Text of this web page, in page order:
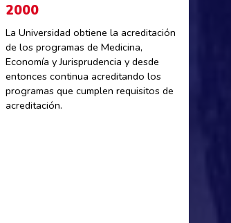
2000
La Universidad obtiene la acreditación
de los programas de Medicina,
Economía y Jurisprudencia y desde
entonces continua acreditando los
programas que cumplen requisitos de
acreditación.